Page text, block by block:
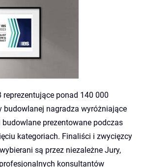
reprezentujące ponad 140 000
budowlanej nagradza wyróżniające
budowlane prezentowane podczas
kategoriach. Finaliści i zwycięzcy
są przez niezależne Jury,
konsultantów